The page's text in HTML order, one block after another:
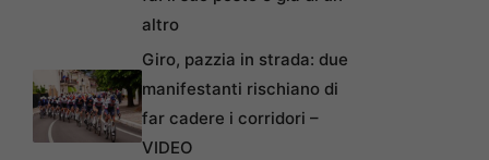
altro
Giro, pazzia in strada: due
manifestanti rischiano di
far cadere i corridori –
VIDEO